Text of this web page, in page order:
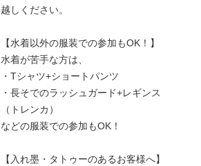
越しください。
【水着以外の服装での参加もOK！】
水着が苦手な方は、
・Tシャツ+ショートパンツ
・長そでのラッシュガード+レギンス
（トレンカ）
などの服装での参加もOK！
【入れ墨・タトゥーのあるお客様へ】